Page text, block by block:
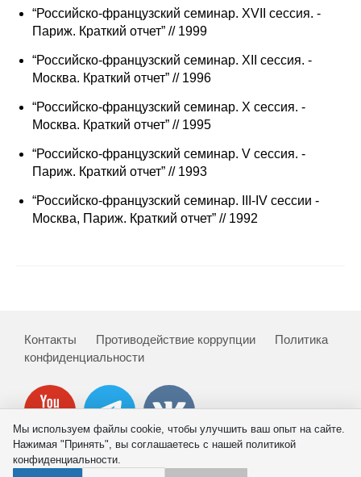
Мониторинга
Центр «Климатическая политика и
экономика России»
Образование и карьера
Кафедра МАДИ
Аспирантура
Обучение
О совете
“Российско-французский семинар. XVII сессия. -
Париж. Краткий отчет” // 1999
“Российско-французский семинар. XII сессия. -
Москва. Краткий отчет” // 1996
“Российско-французский семинар. X сессия. -
Москва. Краткий отчет” // 1995
“Российско-французский семинар. V сессия. -
Париж. Краткий отчет” // 1993
“Российско-французский семинар. III-IV сессии -
Москва, Париж. Краткий отчет” // 1992
Контакты Противодействие коррупции
Политика
конфиденциальности
Мы используем файлы cookie, чтобы улучшить ваш опыт на сайте.
Нажимая "Принять", вы соглашаетесь с нашей политикой
конфиденциальности.